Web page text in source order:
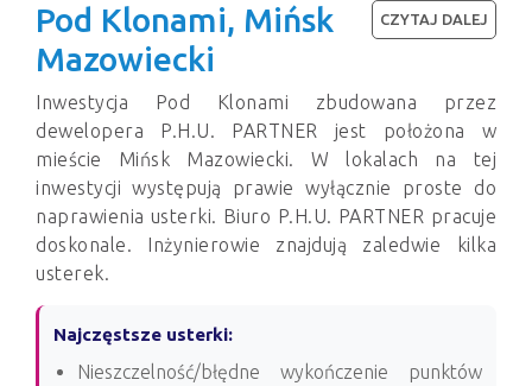
Pod Klonami, Mińsk
Mazowiecki
Inwestycja Pod Klonami zbudowana przez
dewelopera P.H.U. PARTNER jest położona w
mieście Mińsk Mazowiecki. W lokalach na tej
inwestycji występują prawie wyłącznie proste do
naprawienia usterki. Biuro P.H.U. PARTNER pracuje
doskonale. Inżynierowie znajdują zaledwie kilka
usterek.
Najczęstsze usterki:
Nieszczelność/błędne wykończenie punktów
CZYTAJ DALEJ